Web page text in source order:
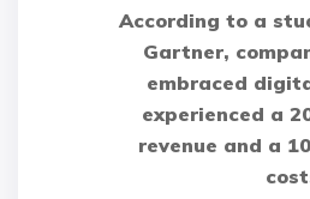
According to a
Gartner,
embraced
experienced a
revenue and a